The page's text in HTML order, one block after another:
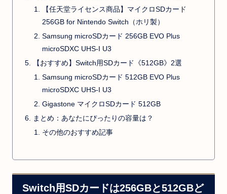
【任天堂ライセンス商品】マイクロSDカード
256GB for Nintendo Switch（ホリ製）
Samsung microSDカード 256GB EVO Plus
microSDXC UHS-I U3
【おすすめ】Switch用SDカード《512GB》2選
Samsung microSDカード 512GB EVO Plus
microSDXC UHS-I U3
Gigastone マイクロSDカード 512GB
まとめ：あなたにぴったりの容量は？
その他のおすすめ記事
Switch用SDカードは256GBと512GBど